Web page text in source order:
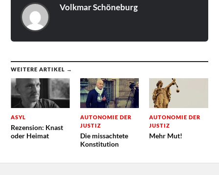
Volkmar Schöneburg
WEITERE ARTIKEL →
ASYL
Rezension: Knast
oder Heimat
AUTONOMIE DER
JUSTIZ
Die missachtete
Konstitution
AUTONOMIE DER
JUSTIZ
Mehr Mut!